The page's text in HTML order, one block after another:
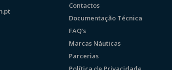
Contactos
Documentação Técnica
FAQ’s
Marcas Náuticas
Parcerias